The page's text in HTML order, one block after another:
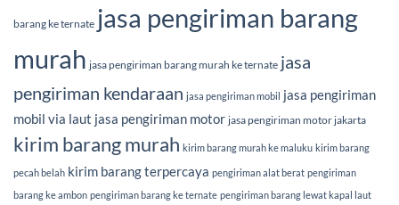
barang ke ternate jasa pengiriman barang
murah jasa pengiriman barang murah ke ternate jasa
pengiriman kendaraan jasa pengiriman mobil jasa pengiriman
mobil via laut jasa pengiriman motor jasa pengiriman motor jakarta
kirim barang murah kirim barang murah ke maluku kirim barang
pecah belah kirim barang terpercaya pengiriman alat berat pengiriman
barang ke ambon pengiriman barang ke ternate pengiriman barang lewat kapal laut